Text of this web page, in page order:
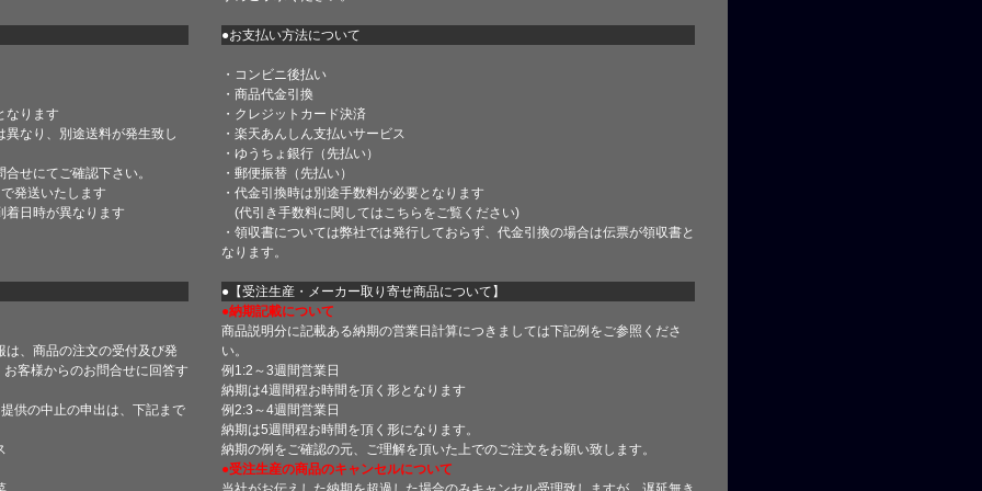
●お支払い方法について
なります
なり、別途送料が発生致し
せにてご確認下さい。
発送いたします
着日時が異なります
・コンビニ後払い
・商品代金引換
・クレジットカード決済
・楽天あんしん支払いサービス
・ゆうちょ銀行（先払い）
・郵便振替（先払い）
・代金引換時は別途手数料が必要となります
(代引き手数料に関してはこちら をご覧ください)
・領収書については弊社では発行しておらず、代金引換の場合は伝票が領収書と
なります。
●【受注生産・メーカー取り寄せ商品について】
、商品の注文の受付及び発
客様からのお問合せに回答す
供の中止の申出は、下記まで
●納期記載について
商品説明分に記載ある納期の営業日計算につきましては下記例をご参照くださ
い。
例1:2～3週間営業日
納期は4週間程お時間を頂く形となります
例2:3～4週間営業日
納期は5週間程お時間を頂く形になります。
納期の例をご確認の元、ご理解を頂いた上でのご注文をお願い致します。
●受注生産の商品のキャンセルについて